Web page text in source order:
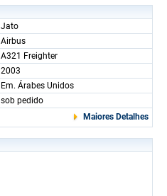
Jato
Airbus
A321 Freighter
2003
Em. Árabes Unidos
sob pedido
Maiores Detalhes